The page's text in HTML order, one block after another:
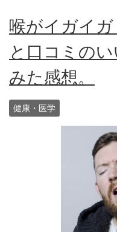
喉がイガイガ
と口コミの
みた感想。
健康・医学